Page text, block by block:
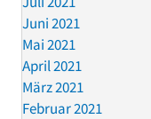
Juni 2021
Mai 2021
April 2021
März 2021
Februar 2021